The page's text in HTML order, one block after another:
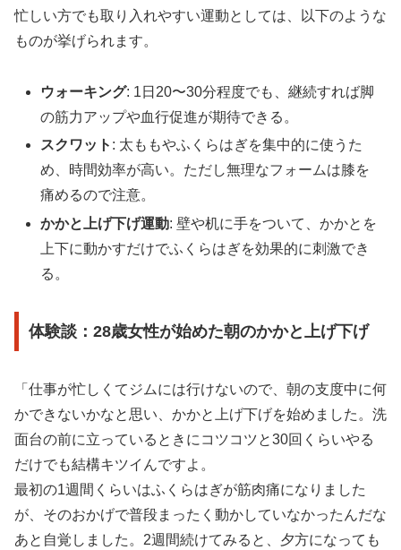
忙しい方でも取り入れやすい運動としては、以下のような
ものが挙げられます。
ウォーキング: 1日20〜30分程度でも、継続すれば脚
の筋力アップや血行促進が期待できる。
スクワット : 太ももやふくらはぎを集中的に使うた
め、時間効率が高い。ただし無理なフォームは膝を
痛めるので注意。
かかと上げ下げ運動: 壁や机に手をついて、かかとを
上下に動かすだけでふくらはぎを効果的に刺激でき
る。
体験談：28歳女性が始めた朝のかかと上げ下げ
「仕事が忙しくてジムには行けないので、朝の支度中に何
かできないかなと思い、かかと上げ下げを始めました。洗
面台の前に立っているときにコツコツと30回くらいやる
だけでも結構キツイんですよ。
最初の1週間くらいはふくらはぎが筋肉痛になりました
が、そのおかげで普段まったく動かしていなかったんだな
あと自覚しました。2週間続けてみると、夕方になっても